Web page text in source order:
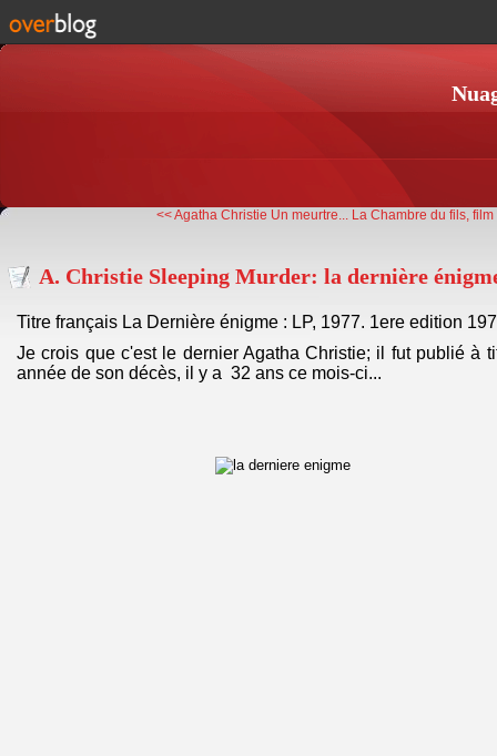
<< Agatha Christie Un meurtre... La Chambre du fils, film
A. Christie Sleeping Murder: la dernière
Titre français La Dernière énigme : LP, 1977. 1ere edition
Je crois que c'est le dernier Agatha Christie; il fut publié à
année de son décès, il y a 32 ans ce mois-ci...